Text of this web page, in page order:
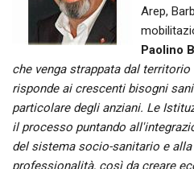
Arep,
Paolino
che venga strappata dal
risponde ai crescenti bisogni
particolare degli anziani. Le
il processo puntando
del sistema socio-sanitario e
professionalità, così da creare